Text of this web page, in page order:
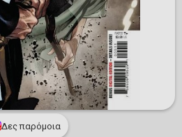
Δες παρόμοια